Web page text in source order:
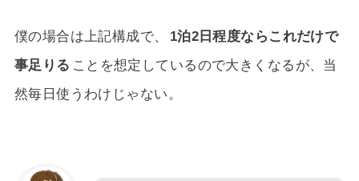
僕の場合は上記構成で、
1泊2日程度ならこれだけで
事足りる ことを想定しているので大きくなるが、当
然毎日使うわけじゃない。